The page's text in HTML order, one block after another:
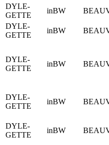
DYLE-
GETTE
inBW
DYLE-
GETTE
inBW
DYLE-
GETTE
inBW
DYLE-
GETTE
inBW
DYLE-
GETTE
inBW